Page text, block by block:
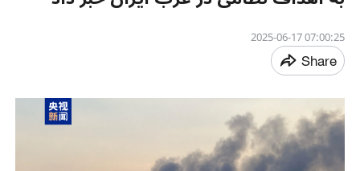
07:00:25 2025-06-17
Share